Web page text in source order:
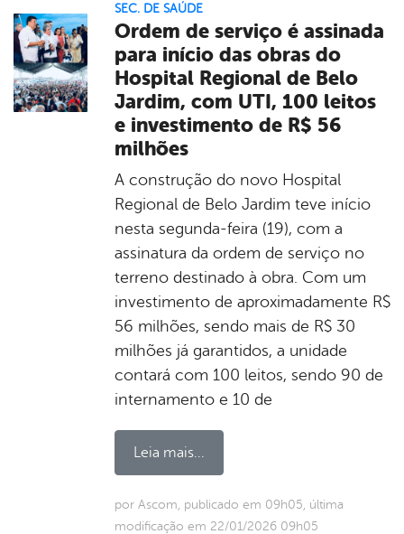
SEC. DE SAÚDE
Ordem de serviço é assinada
para início das obras do
Hospital Regional de Belo
Jardim, com UTI, 100 leitos
e investimento de R$ 56
milhões
A construção do novo Hospital
Regional de Belo Jardim teve início
nesta segunda-feira (19), com a
assinatura da ordem de serviço no
terreno destinado à obra. Com um
investimento de aproximadamente R$
56 milhões, sendo mais de R$ 30
milhões já garantidos, a unidade
contará com 100 leitos, sendo 90 de
internamento e 10 de
Leia mais...
por Ascom, publicado em 09h05, última
modificação em 22/01/2026 09h05